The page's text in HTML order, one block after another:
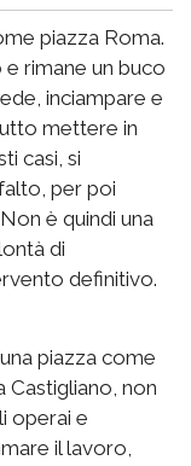
piazza Roma.
rimane un buco
inciampare e
mettere in
casi, si
per poi
è quindi una
di
definitivo.
piazza come
Castigliano, non
operai e
il lavoro,